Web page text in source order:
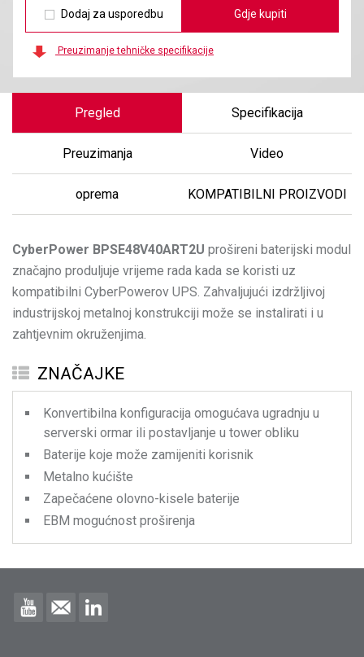
Dodaj za usporedbu Gdje kupiti
Preuzimanje tehničke specifikacije
Pregled Specifikacija
Preuzimanja Video
oprema KOMPATIBILNI PROIZVODI
CyberPower BPSE48V40ART2U prošireni baterijski modul
značajno produljuje vrijeme rada kada se koristi uz
kompatibilni CyberPowerov UPS. Zahvaljujući izdržljivoj
industrijskoj metalnoj konstrukciji može se instalirati i u
zahtjevnim okruženjima.
ZNAČAJKE
Konvertibilna konfiguracija omogućava ugradnju u
serverski ormar ili postavljanje u tower obliku
Baterije koje može zamijeniti korisnik
Metalno kućište
Zapečaćene olovno-kisele baterije
EBM mogućnost proširenja